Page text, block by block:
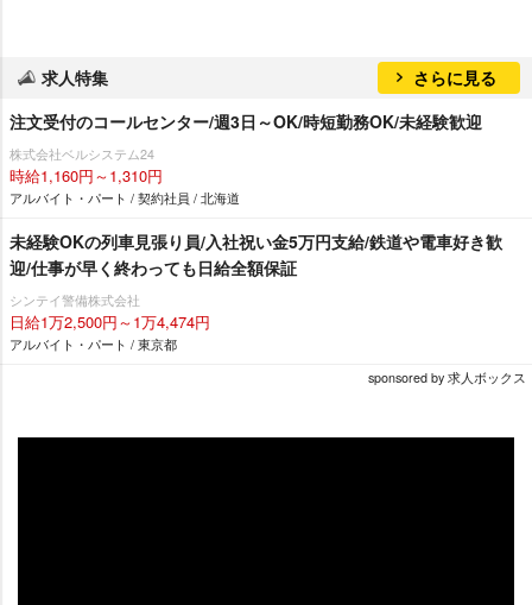
求人特集
さらに見る
注文受付のコールセンター/週3日～OK/時短勤務OK/未経験歓迎
株式会社ベルシステム24
時給1,160円～1,310円
アルバイト・パート / 契約社員 / 北海道
未経験OKの列車見張り員/入社祝い金5万円支給/鉄道や電車好き歓
迎/仕事が早く終わっても日給全額保証
シンテイ警備株式会社
日給1万2,500円～1万4,474円
アルバイト・パート / 東京都
sponsored by 求人ボックス